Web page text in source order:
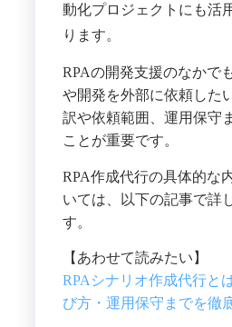
動化プロジェクトにも活
ります。
RPAの開発支援のなかで
や開発を外部に依頼した
訳や依頼範囲、運用保守
ことが重要です。
RPA作成代行の具体的な
いては、以下の記事で詳
す。
【あわせて読みたい】
RPAシナリオ作成代行と
び方・運用保守までを徹